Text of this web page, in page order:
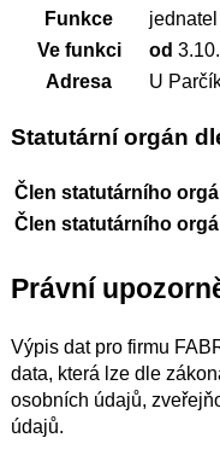
Funkce
jednatel
Ve funkci
od
Adresa
U
Statutární orgán
Člen statutárního
Člen statutárního
Právní
Výpis dat pro firmu
data, která lze dle
osobních údajů,
údajů.